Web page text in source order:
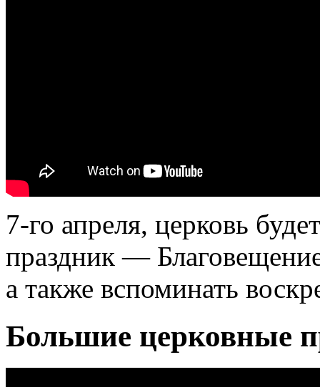
7-го апреля, церковь
праздник —
а также вспоминать
Большие церковные